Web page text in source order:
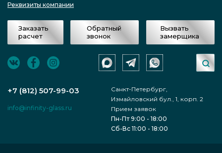
Реквизиты компании
Заказать
расчет
Обратный
звонок
Вызвать
замерщика
+7 (812) 507-99-03
Санкт-Петербург,
Измайловский бул., 1, корп. 2
info@infinity-glass.ru
Прием заявок
Пн-Пт 9:00 - 18:00
Сб-Вс 11:00 - 18:00